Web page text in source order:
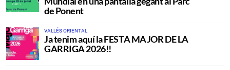
de Ponent
VALLÉS ORIENTAL
Ja tenim aquí la FESTA MAJOR DE LA
GARRIGA 2026!!